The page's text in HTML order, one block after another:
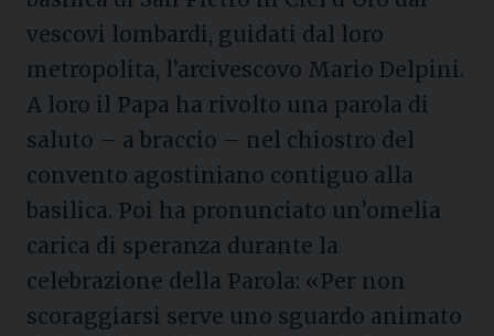
vescovi lombardi, guidati dal loro
metropolita, l’arcivescovo Mario Delpini.
A loro il Papa ha rivolto una parola di
saluto – a braccio – nel chiostro del
convento agostiniano contiguo alla
basilica. Poi ha pronunciato un’omelia
carica di speranza durante la
celebrazione della Parola: «Per non
scoraggiarsi serve uno sguardo animato